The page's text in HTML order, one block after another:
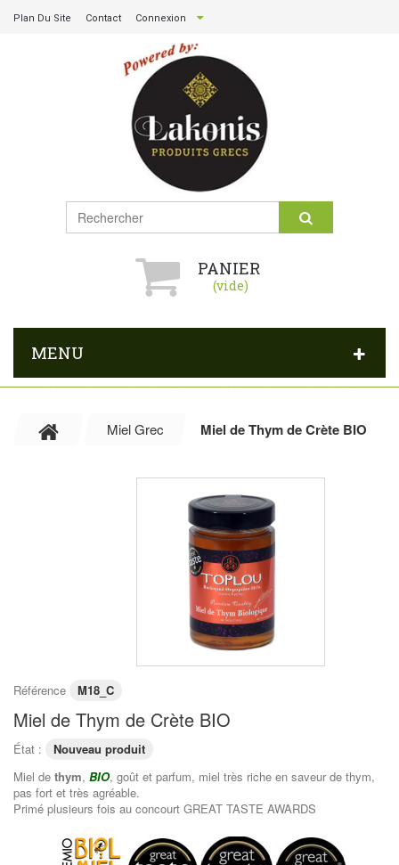
Contact
Plan Du Site Connexion
PANIER
(vide)
MENU
Miel Grec Miel de Thym de Crète BIO
Référence M18_C
Miel de Thym de Crète BIO
État :
Nouveau produit
Miel de thym, BIO, goût et parfum, miel très riche en saveur de thym,
pas fort et très agréable.
Primé plusieurs fois au concourt GREAT TASTE AWARDS